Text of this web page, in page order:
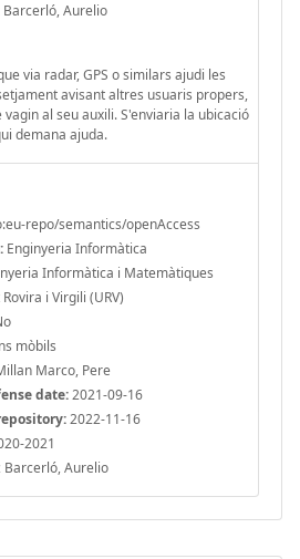
Aurelio
via radar, GPS o similars ajudi les
avisant altres usuaris propers,
al seu auxili. S'enviaria la ubicació
demana ajuda.
repo/semantics/openAccess
Enginyeria Informàtica
Informàtica i Matemàtiques
i Virgili (URV)
mòbils
Marco, Pere
date:2021-09-16
2022-11-16
2021
Barcerló, Aurelio